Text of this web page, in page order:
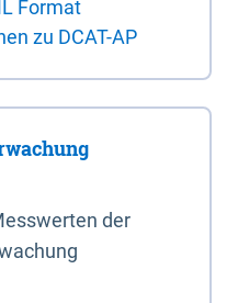
Format
zu DCAT-AP
der